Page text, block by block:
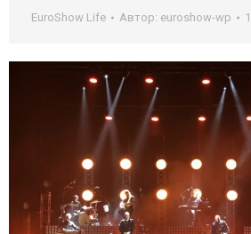
EuroShow Life Автор: euroshow-wp